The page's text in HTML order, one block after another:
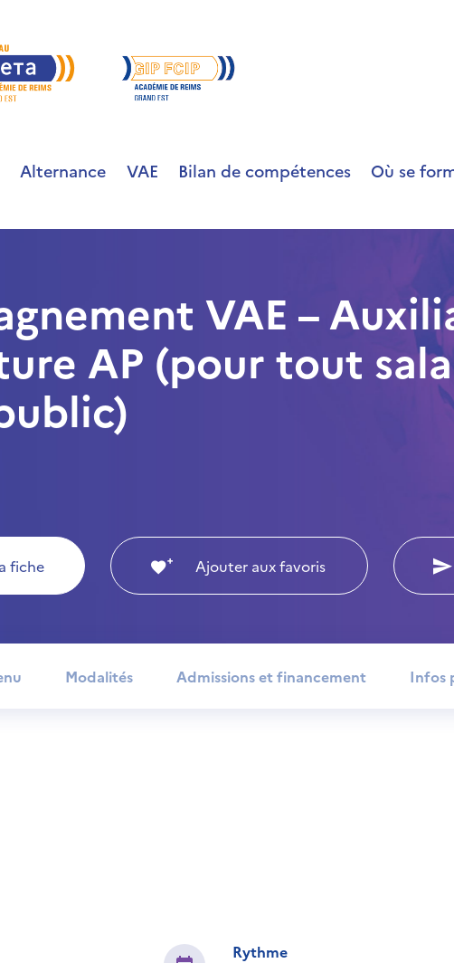
Alternance VAE Bilan de compétences Où se
VAE –
AP (pour tout
fiche Ajouter aux favoris
Modalités Admissions et financement Infos
Rythme